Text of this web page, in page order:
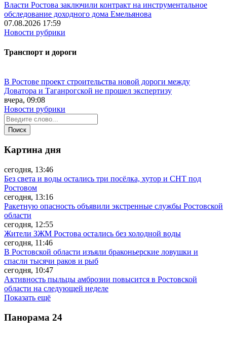
Власти Ростова заключили контракт на инструментальное
обследование доходного дома Емельянова
07.08.2026 17:59
Новости рубрики
Транспорт и дороги
В Ростове проект строительства новой дороги между
Доватора и Таганрогской не прошел экспертизу
вчера, 09:08
Новости рубрики
Картина дня
сегодня, 13:46
Без света и воды остались три посёлка, хутор и СНТ под
Ростовом
сегодня, 13:16
Ракетную опасность объявили экстренные службы Ростовской
области
сегодня, 12:55
Жители ЗЖМ Ростова остались без холодной воды
сегодня, 11:46
В Ростовской области изъяли браконьерские ловушки и
спасли тысячи раков и рыб
сегодня, 10:47
Активность пыльцы амброзии повысится в Ростовской
области на следующей неделе
Показать ещё
Панорама 24